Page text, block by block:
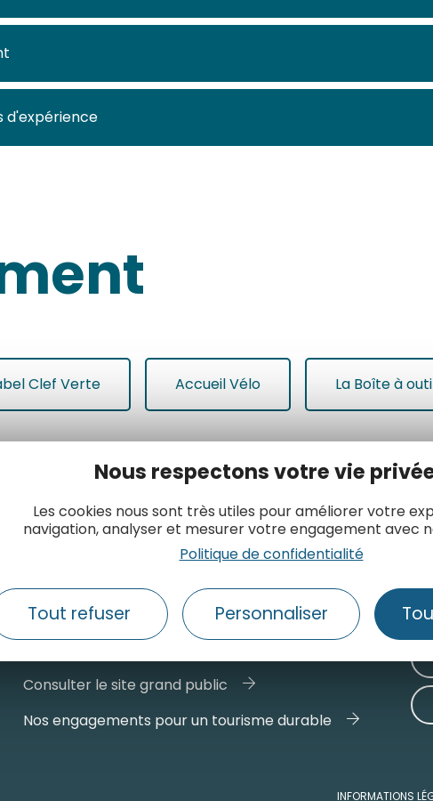
Nous respectons votre vie
Les cookies nous sont très utiles pour améliorer votre
navigation, analyser et mesurer votre engagement avec
Politique de confidentialité
Tout refuser Personnaliser
d'expérience
Clef Verte Accueil Vélo La Boîte à
Consulter le site grand public
Nos engagements pour un tourisme durable
INFORMATIONS